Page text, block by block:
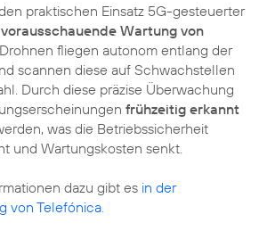
praktischen Einsatz 5G-gesteuerter
vorausschauende Wartung von
. Drohnen fliegen autonom entlang der
scannen diese auf Schwachstellen
Durch diese präzise Überwachung
frühzeitig erkannt
was die Betriebssicherheit
und Wartungskosten senkt.
dazu gibt es in der
von Telefónica